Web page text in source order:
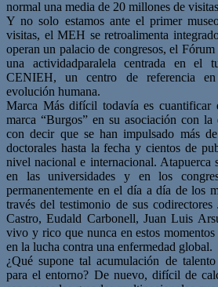
normal una media de 20 millones de
Y no solo estamos ante el primer
visitas, el MEH se retroalimenta
operan un palacio de congresos, el
una actividadparalela centrada en el
CENIEH, un centro de referencia
evolución humana.
Marca Más difícil todavía es cuantificar
marca “Burgos” en su asociación con
con decir que se han impulsado más
doctorales hasta la fecha y cientos de
nivel nacional e internacional. Atapuerca
en las universidades y en los
permanentemente en el día a día de los
través del testimonio de sus
Castro, Eudald Carbonell, Juan Luis
vivo y rico que nunca en estos
en la lucha contra una enfermedad global.
¿Qué supone tal acumulación de
para el entorno? De nuevo, difícil de